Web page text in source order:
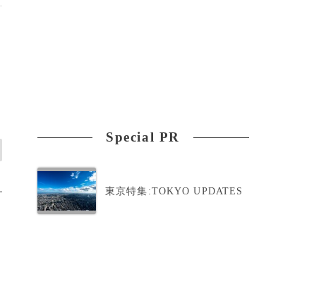
Special PR
東京特集:TOKYO UPDATES